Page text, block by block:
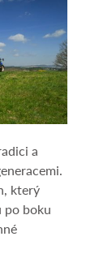
a
který
boku